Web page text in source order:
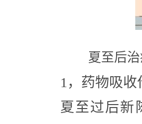
夏至后
1，药物吸收
夏至过后新